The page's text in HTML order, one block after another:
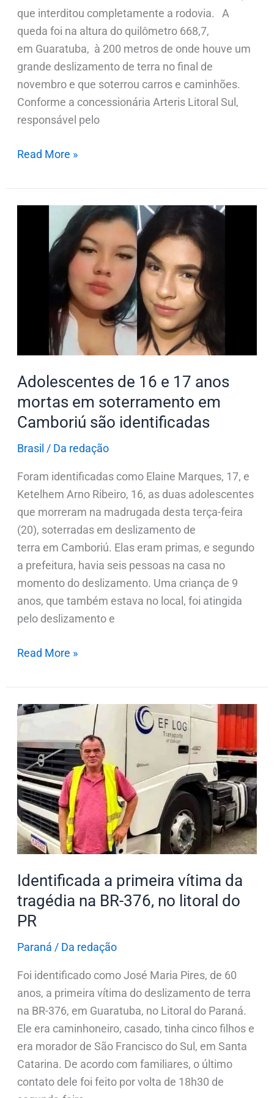
que interditou completamente a rodovia. A
queda foi na altura do quilômetro 668,7,
em Guaratuba, à 200 metros de onde houve um
grande deslizamento de terra no final de
novembro e que soterrou carros e caminhões.
Conforme a concessionária Arteris Litoral Sul,
responsável pelo
Read More »
Adolescentes de 16 e 17 anos
mortas em soterramento em
Camboriú são identificadas
Brasil / Da redação
Foram identificadas como Elaine Marques, 17, e
Ketelhem Arno Ribeiro, 16, as duas adolescentes
que morreram na madrugada desta terça-feira
(20), soterradas em deslizamento de
terra em Camboriú. Elas eram primas, e segundo
a prefeitura, havia seis pessoas na casa no
momento do deslizamento. Uma criança de 9
anos, que também estava no local, foi atingida
pelo deslizamento e
Adolescentes
soterramento
em
Camboriú
são
identificadas
Read More »
Identificada a primeira vítima da
tragédia na BR-376, no litoral do
PR
Paraná / Da redação
Foi identificado como José Maria Pires, de 60
anos, a primeira vítima do deslizamento de terra
na BR-376, em Guaratuba, no Litoral do Paraná.
Ele era caminhoneiro, casado, tinha cinco filhos e
era morador de São Francisco do Sul, em Santa
Catarina. De acordo com familiares, o último
contato dele foi feito por volta de 18h30 de
Identificada
primeira
vítima
da
tragédia
na
BR-
376,
no
litoral
do
PR